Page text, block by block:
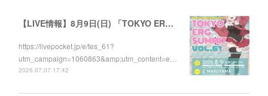
【LIVE情報】8月9日(日) 「TOKYO ERG SUMMIT VOL.61」に出演します！
https://livepocket.jp/e/tes_61?
utm_campaign=1060863&amp;utm_content=e…
2026.07.07 17:42